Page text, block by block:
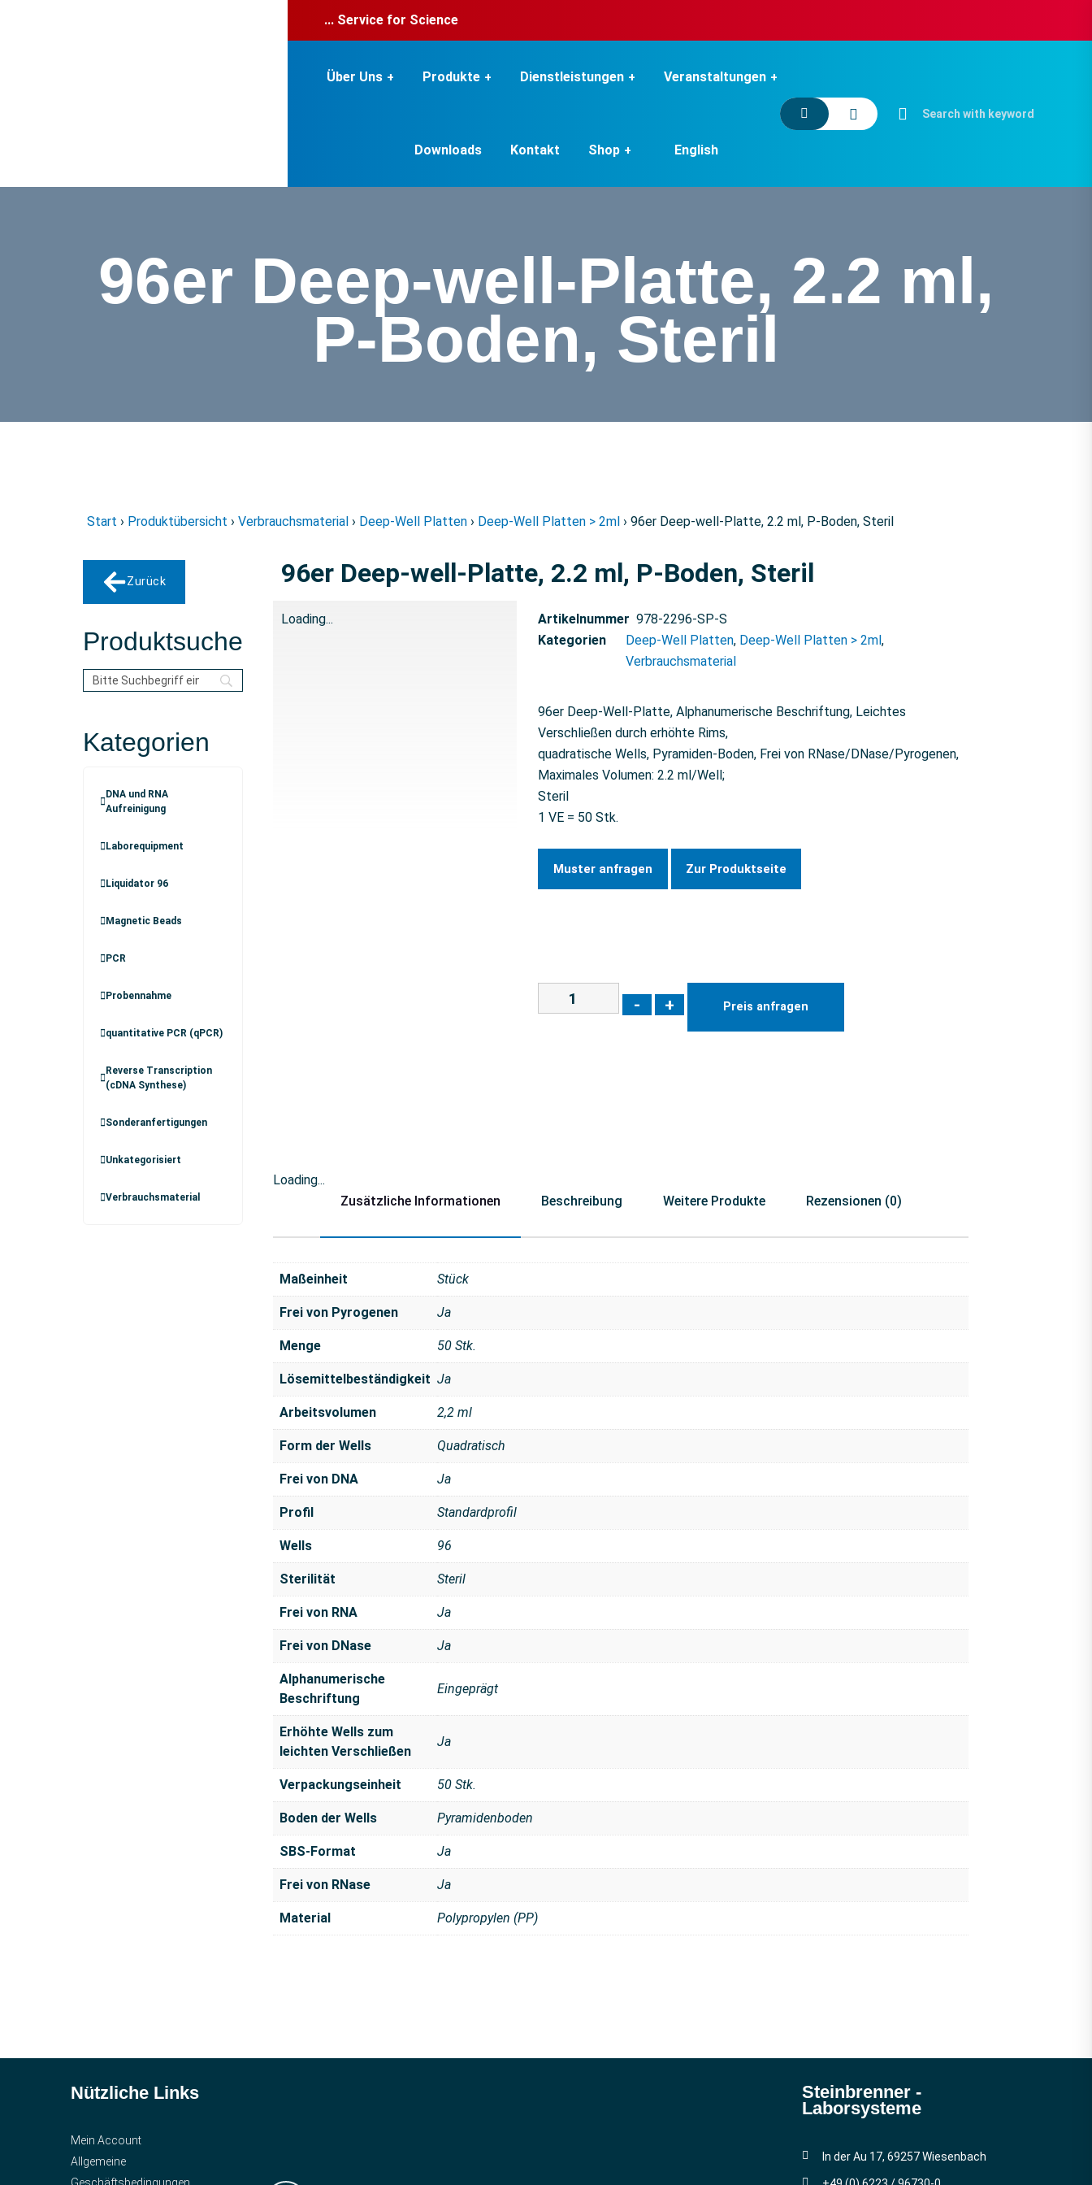
... Service for Science
Über Uns Produkte Dienstleistungen Veranstaltungen
Downloads Kontakt Shop English
96er Deep-well-Platte, 2.2 ml,
P-Boden, Steril
Start › Produktübersicht › Verbrauchsmaterial › Deep-Well Platten › Deep-Well Platten > 2ml › 96er Deep-well-Platte, 2.2 ml, P-Boden, Steril
Zurück
Produktsuche
Kategorien
DNA und RNA
Aufreinigung
Laborequipment
Liquidator 96
Magnetic Beads
PCR
Probennahme
quantitative PCR (qPCR)
Reverse Transcription
(cDNA Synthese)
Sonderanfertigungen
Unkategorisiert
Verbrauchsmaterial
96er Deep-well-Platte, 2.2 ml, P-Boden, Steril
Loading... Artikelnummer 978-2296-SP-S
Kategorien
Deep-Well Platten, Deep-Well Platten > 2ml,
Verbrauchsmaterial
96er Deep-Well-Platte, Alphanumerische Beschriftung, Leichtes
Verschließen durch erhöhte Rims,
quadratische Wells, Pyramiden-Boden, Frei von RNase/DNase/Pyrogenen,
Maximales Volumen: 2.2 ml/Well;
Steril
1 VE = 50 Stk.
Muster anfragen Zur Produktseite
- + Preis anfragen
Loading...
Zusätzliche Informationen
Beschreibung Weitere Produkte Rezensionen (0)
Maßeinheit Stück
Frei von Pyrogenen Ja
Menge 50 Stk.
Lösemittelbeständigkeit Ja
Arbeitsvolumen 2,2 ml
Form der Wells Quadratisch
Frei von DNA Ja
Profil Standardprofil
Wells 96
Sterilität Steril
Frei von RNA Ja
Frei von DNase Ja
Alphanumerische
Beschriftung
Eingeprägt
Erhöhte Wells zum
leichten Verschließen
Ja
Verpackungseinheit 50 Stk.
Boden der Wells Pyramidenboden
SBS-Format Ja
Frei von RNase Ja
Material Polypropylen (PP)
Nützliche Links
Mein Account
Allgemeine
Steinbrenner ­
Laborsysteme
In der Au 17, 69257 Wiesenbach